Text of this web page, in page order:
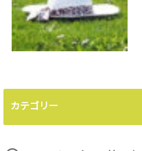
カテゴリー